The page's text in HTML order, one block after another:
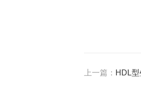
上一篇： HDL